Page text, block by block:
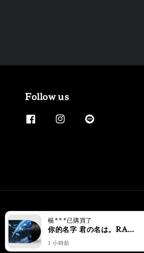
Follow us
楊***已購買了
你的名字 君の名は。RADWIMPS 原聲帶 【新海誠｜2027/4月 再版】（黑膠唱片 2LP）
1 小時前